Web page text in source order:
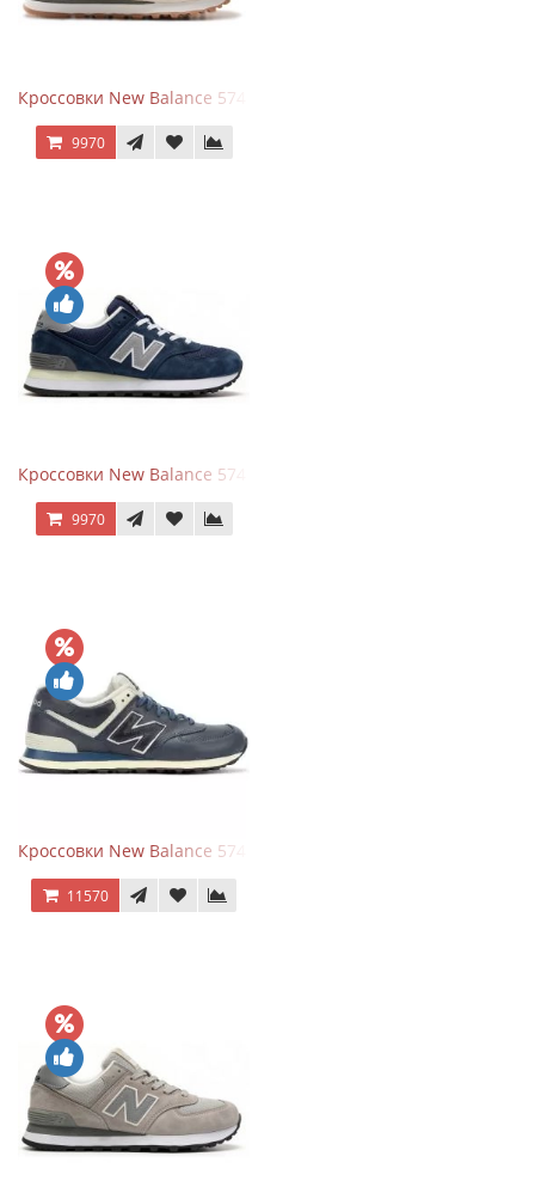
Кроссовки New Balance 574 Power Beige Pink
9970
Кроссовки New Balance 574 Classic Blue Grey
9970
Кроссовки New Balance 574 Classic Blue White Leather
11570